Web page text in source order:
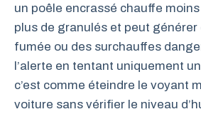
un poêle encrassé chauffe
plus de granulés et peut générer
fumée ou des surchauffes
l’alerte en tentant uniquement
c’est comme éteindre le voyant
voiture sans vérifier le niveau